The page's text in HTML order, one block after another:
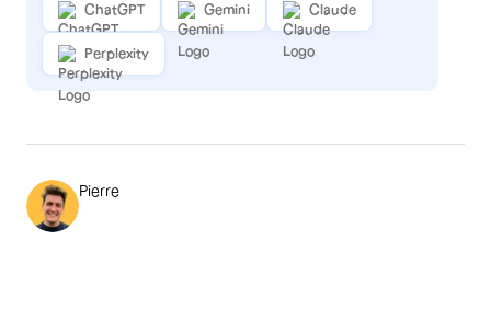
ChatGPT Gemini Claude
Perplexity
Pierre